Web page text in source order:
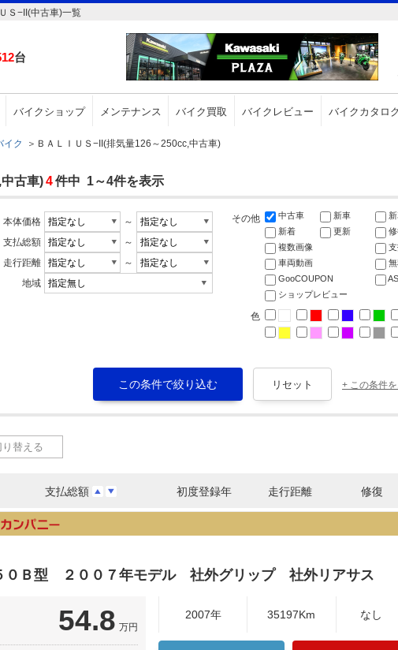
Ｓ−II(中古車)一覧
台
バイクショップ メンテナンス バイク買取 バイクレビュー バイクカタロ
イク ＞ ＢＡＬＩＵＳ−II(排気量126～250cc,中古車)
古車)4件中 1～4件を表示
本体価格
～
支払総額
～
走行距離
～
地域
その他 中古車 新車
新着
更新
複数画像
車両動画
GooCOUPON
ショップレビュー
色
+ この条件
支払総額 初度登録年 走行距離 修復
替える
０Ｂ型 ２００７年モデル 社外グリップ 社外リアサス
54.8 万円
2007年 35197Km なし